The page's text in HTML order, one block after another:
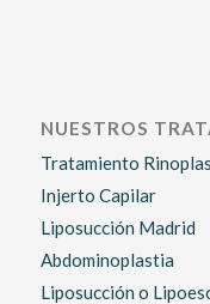
NUESTROS
Tratamiento
Injerto Capilar
Liposucción Madrid
Abdominoplastia
Liposucción o